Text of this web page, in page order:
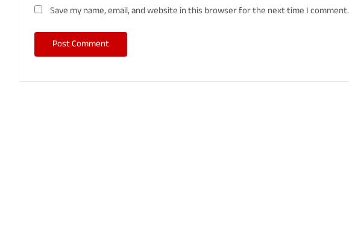
Save my name, email, and website in this browser for the next time I comment.